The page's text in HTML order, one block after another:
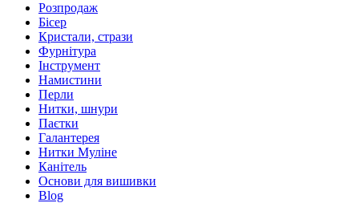
Розпродаж
Бісер
Кристали, стрази
Фурнітура
Інструмент
Намистини
Перли
Нитки, шнури
Паєтки
Галантерея
Нитки Муліне
Канітель
Основи для вишивки
Blog